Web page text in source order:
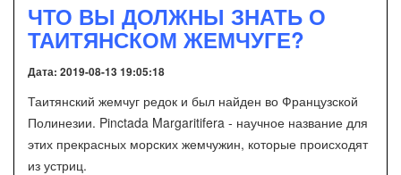
ЧТО ВЫ ДОЛЖНЫ ЗНАТЬ О
ТАИТЯНСКОМ ЖЕМЧУГЕ?
Дата: 2019-08-13 19:05:18
Таитянский жемчуг редок и был найден во Французской
Полинезии. Pinctada Margaritifera - научное название для
этих прекрасных морских жемчужин, которые происходят
из устриц.